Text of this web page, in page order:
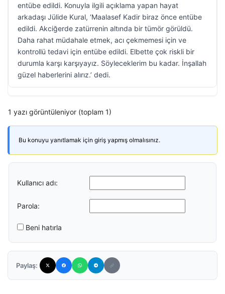
entübe edildi. Konuyla ilgili açıklama yapan hayat
arkadaşı Jülide Kural, ‘Maalasef Kadir biraz önce entübe
edildi. Akciğerde zatürrenin altında bir tümör görüldü.
Daha rahat müdahale etmek, acı çekmemesi için ve
kontrollü tedavi için entübe edildi. Elbette çok riskli bir
durumla karşı karşıyayız. Söyleceklerim bu kadar. İnşallah
güzel haberlerini alırız.’ dedi.
1 yazı görüntüleniyor (toplam 1)
Bu konuyu yanıtlamak için giriş yapmış olmalısınız.
Kullanıcı adı:
Parola:
Beni hatırla
Paylaş: